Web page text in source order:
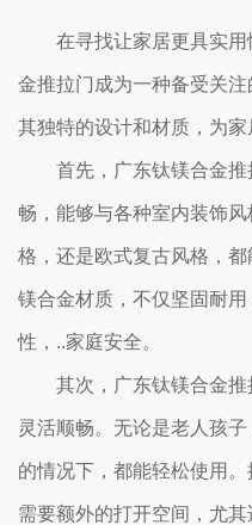
在寻找让家居更具实
金推拉门成为一种备受关
其独特的设计和材质，为家
首先，广东钛镁合金
畅，能够与各种室内装饰
格，还是欧式复古风格，
镁合金材质，不仅坚固耐
性，..家庭安全。
其次，广东钛镁合金
灵活顺畅。无论是老人孩
的情况下，都能轻松使用
需要额外的打开空间，尤其